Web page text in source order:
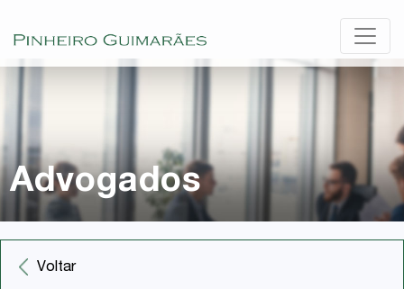
Advogados
Voltar